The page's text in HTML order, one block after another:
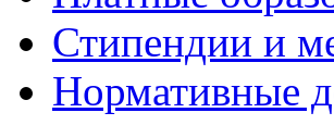
Стипендии и
Нормативные